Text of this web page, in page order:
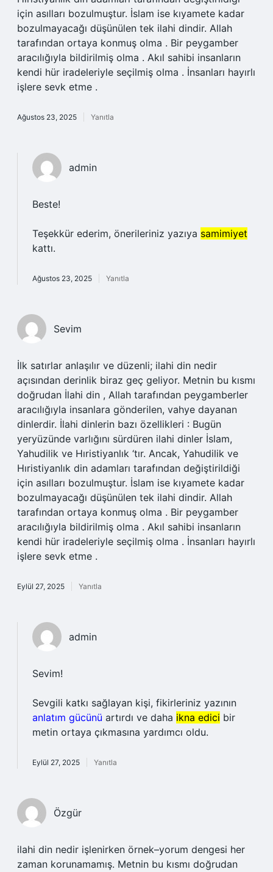
için asılları bozulmuştur. İslam ise kıyamete kadar
bozulmayacağı düşünülen tek ilahi dindir. Allah
tarafından ortaya konmuş olma . Bir peygamber
aracılığıyla bildirilmiş olma . Akıl sahibi insanların
kendi hür iradeleriyle seçilmiş olma . İnsanları hayırlı
işlere sevk etme .
Ağustos 23, 2025 Yanıtla
admin
Beste!
Teşekkür ederim, önerileriniz yazıya samimiyet
kattı.
Ağustos 23, 2025 Yanıtla
Sevim
İlk satırlar anlaşılır ve düzenli; ilahi din nedir
açısından derinlik biraz geç geliyor. Metnin bu kısmı
doğrudan İlahi din , Allah tarafından peygamberler
aracılığıyla insanlara gönderilen, vahye dayanan
dinlerdir. İlahi dinlerin bazı özellikleri : Bugün
yeryüzünde varlığını sürdüren ilahi dinler İslam,
Yahudilik ve Hıristiyanlık ‘tır. Ancak, Yahudilik ve
Hıristiyanlık din adamları tarafından değiştirildiği
için asılları bozulmuştur. İslam ise kıyamete kadar
bozulmayacağı düşünülen tek ilahi dindir. Allah
tarafından ortaya konmuş olma . Bir peygamber
aracılığıyla bildirilmiş olma . Akıl sahibi insanların
kendi hür iradeleriyle seçilmiş olma . İnsanları hayırlı
işlere sevk etme .
Eylül 27, 2025 Yanıtla
admin
Sevim!
Sevgili katkı sağlayan kişi, fikirleriniz yazının
anlatım gücünü artırdı ve daha ikna edici bir
metin ortaya çıkmasına yardımcı oldu.
Eylül 27, 2025 Yanıtla
Özgür
ilahi din nedir işlenirken örnek–yorum dengesi her
zaman korunamamış. Metnin bu kısmı doğrudan